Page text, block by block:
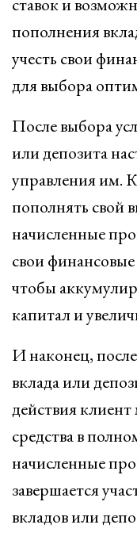
пополнения
учесть свои
для выбора
После выбора
или депозита
управления им.
пополнять свой
начисленные
свои
чтобы
капитал и
И наконец,
вклада или
действия
средства в
начисленные
завершается
вкладов или